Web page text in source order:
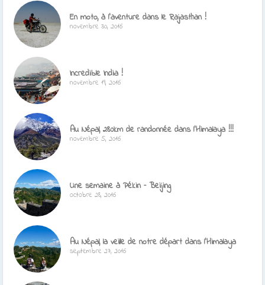
En moto, à l’aventure dans le Rajasthan !
novembre 30, 2016
Incredible India !
novembre 19, 2016
Au Népal, 280km de randonnée dans l’Himalaya !!!
novembre 5, 2016
Une semaine à Pékin – Beijing
octobre 28, 2016
Au Népal, la veille de notre départ dans l’Himalaya
septembre 27, 2016